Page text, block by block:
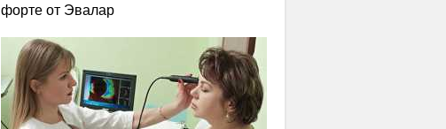
форте от Эвалар